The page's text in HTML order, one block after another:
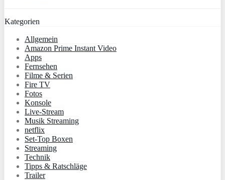
Kategorien
Allgemein
Amazon Prime Instant Video
Apps
Fernsehen
Filme & Serien
Fire TV
Fotos
Konsole
Live-Stream
Musik Streaming
netflix
Set-Top Boxen
Streaming
Technik
Tipps & Ratschläge
Trailer